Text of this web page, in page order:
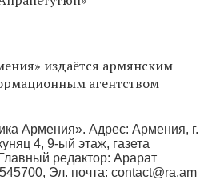
издаётся армянским
агентством
Армения». Адрес: Армения, г.
4, 9-ый этаж, газета
редактор: Арарат
Эл. почта: contact@ra.am